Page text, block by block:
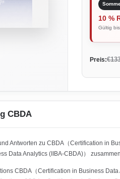
10 %
Gültig bis
Preis:
CBDA
Antworten zu CBDA（Certification in
Data Analytics (IIBA-CBDA)）
CBDA（Certification in Business